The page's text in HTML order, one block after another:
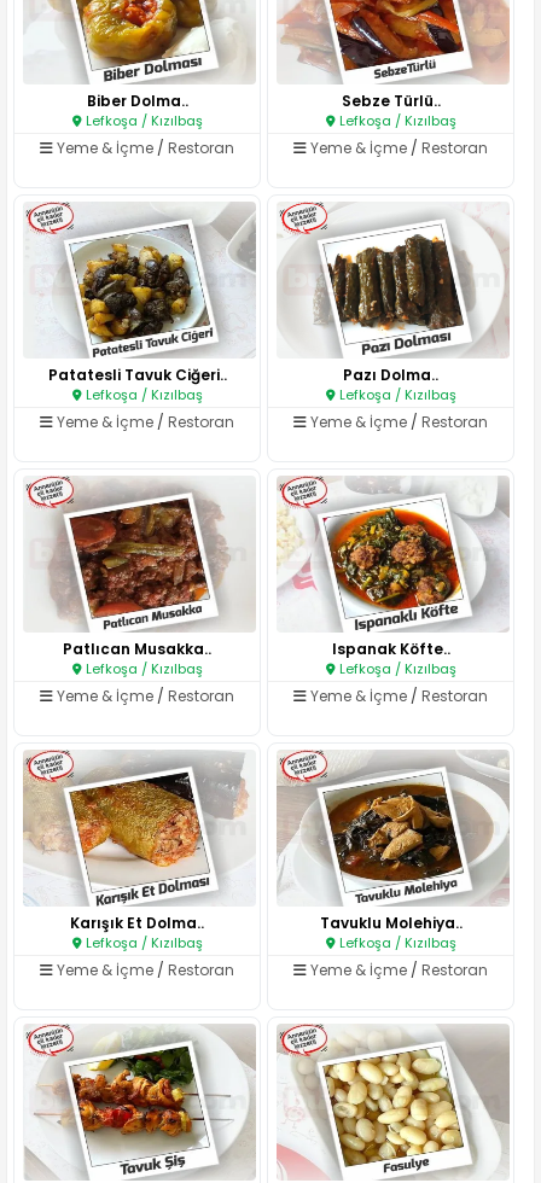
Biber Dolma..
Lefkoşa / Kızılbaş
Yeme & İçme / Restoran
Sebze Türlü..
Lefkoşa / Kızılbaş
Yeme & İçme /Restoran
Patatesli Tavuk Ciğeri..
Lefkoşa / Kızılbaş
Yeme & İçme / Restoran
Pazı Dolma..
Lefkoşa / Kızılbaş
Yeme & İçme /Restoran
Patlıcan Musakka..
Lefkoşa / Kızılbaş
Yeme & İçme / Restoran
Ispanak Köfte..
Lefkoşa / Kızılbaş
Yeme & İçme /Restoran
Karışık Et Dolma..
Lefkoşa / Kızılbaş
Yeme & İçme / Restoran
Tavuklu Molehiya..
Lefkoşa / Kızılbaş
Yeme & İçme /Restoran